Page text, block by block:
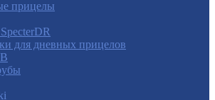
прицелы
для дневных прицелов